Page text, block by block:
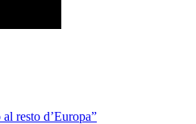
resto d’Europa”